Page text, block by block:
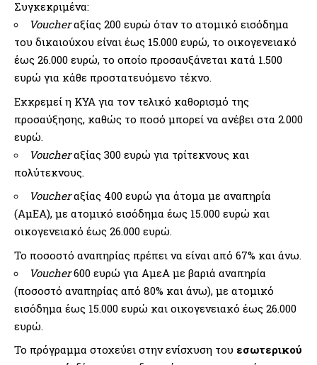
Συγκεκριμένα:
Voucherαξίας 200 ευρώ όταν το ατομικό εισόδημα
του δικαιούχου είναι έως 15.000 ευρώ, το οικογενειακό
έως 26.000 ευρώ, το οποίο προσαυξάνεται κατά 1.500
ευρώ για κάθε προστατευόμενο τέκνο.
Εκκρεμεί η ΚΥΑ για τον τελικό καθορισμό της
προσαύξησης, καθώς το ποσό μπορεί να ανέβει στα 2.000
ευρώ.
Voucherαξίας 300 ευρώ για τρίτεκνους και
πολύτεκνους.
Voucherαξίας 400 ευρώ για άτομα με αναπηρία
(ΑμΕΑ), με ατομικό εισόδημα έως 15.000 ευρώ και
οικογενειακό έως 26.000 ευρώ.
Το ποσοστό αναπηρίας πρέπει να είναι από 67% και άνω.
Voucher600 ευρώ για ΑμεΑ με βαριά αναπηρία
(ποσοστό αναπηρίας από 80% και άνω), με ατομικό
εισόδημα έως 15.000 ευρώ και οικογενειακό έως 26.000
ευρώ.
Το πρόγραμμα στοχεύει στην ενίσχυση του εσωτερικού